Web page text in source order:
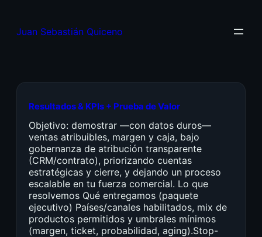
Juan Sebastián Quiceno
Resultados & KPIs + Prueba de Valor
Objetivo: demostrar —con datos duros—
ventas atribuibles, margen y caja, bajo
gobernanza de atribución transparente
(CRM/contrato), priorizando cuentas
estratégicas y cierre, y dejando un proceso
escalable en tu fuerza comercial. Lo que
resolvemos Qué entregamos (paquete
ejecutivo) Países/canales habilitados, mix de
productos permitidos y umbrales mínimos
(margen, ticket, probabilidad, aging).Stop-